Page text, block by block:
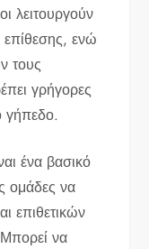
λειτουργούν
ενώ
τους
γρήγορες
γήπεδο.
ένα βασικό
ομάδες να
επιθετικών
να